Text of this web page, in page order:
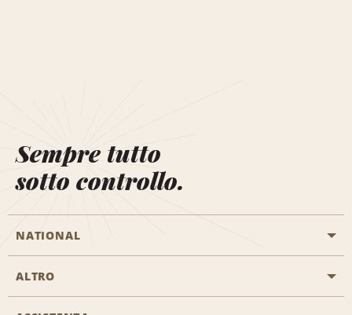
Sempre tutto
sotto controllo.
NATIONAL
Inizia una prenotazione
ALTRO